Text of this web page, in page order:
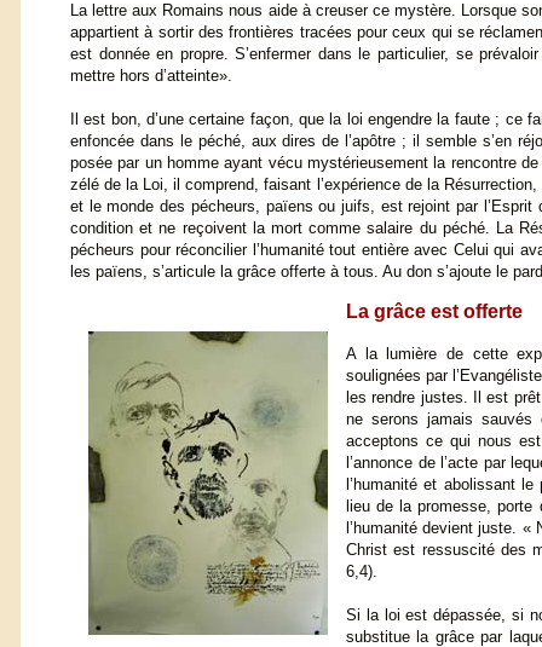
La lettre aux Romains nous aide à creuser ce mystère. Lorsque
appartient à sortir des frontières tracées pour ceux qui se
est donnée en propre. S’enfermer dans le particulier, se
mettre hors d’atteinte».
Il est bon, d’une certaine façon, que la loi engendre la faute ;
enfoncée dans le péché, aux dires de l’apôtre ; il semble s’en
posée par un homme ayant vécu mystérieusement la rencontre
zélé de la Loi, il comprend, faisant l’expérience de la
et le monde des pécheurs, païens ou juifs, est rejoint par
condition et ne reçoivent la mort comme salaire du péché. La
pécheurs pour réconcilier l’humanité tout entière avec Celui qui
les païens, s’articule la grâce offerte à tous. Au don s’ajoute le
La grâce est offerte
A la lumière de cette
soulignées par
les rendre justes. Il est
ne serons jamais
acceptons ce qui nous
l’annonce de l’acte par
l’humanité et abolissant
lieu de la promesse, porte
l’humanité devient juste.
Christ est ressuscité des
6,4).
Si la loi est dépassée, si
substitue la grâce par